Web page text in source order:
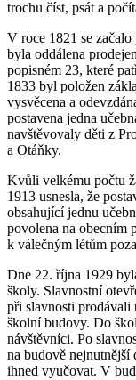
trochu číst, psát a
V roce 1821 se
byla oddálena
popisném 23, které
1833 byl položen
vysvěcena a
postavena jedna
navštěvovaly děti z
a Otáňky.
Kvůli velkému počtu
1913 usnesla, že
obsahující jednu
povolena na obecním
k válečným létům
Dne 22. října 1929
školy. Slavnostní
při slavnosti prodávali
školní budovy. Do
návštěvníci. Po
na budově
ihned vyučovat. V